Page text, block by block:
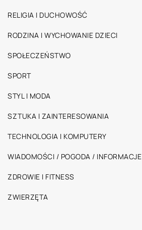
RELIGIA I DUCHOWOŚĆ
RODZINA I WYCHOWANIE DZIECI
SPOŁECZEŃSTWO
SPORT
STYL I MODA
SZTUKA I ZAINTERESOWANIA
TECHNOLOGIA I KOMPUTERY
WIADOMOŚCI / POGODA / INFORMACJE
ZDROWIE I FITNESS
ZWIERZĘTA